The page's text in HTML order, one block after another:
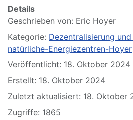
Details
Geschrieben von: Eric Hoyer
Kategorie: Dezentralisierung
natürliche-Energiezentren-Hoyer
Veröffentlicht: 18. Oktober 2024
Erstellt: 18. Oktober 2024
Zuletzt aktualisiert: 18. Oktober
Zugriffe: 1865